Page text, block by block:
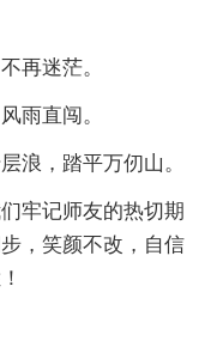
再迷茫。
雨直闯。
，踏平万仞山。
牢记师友的热切期
，笑颜不改，自信